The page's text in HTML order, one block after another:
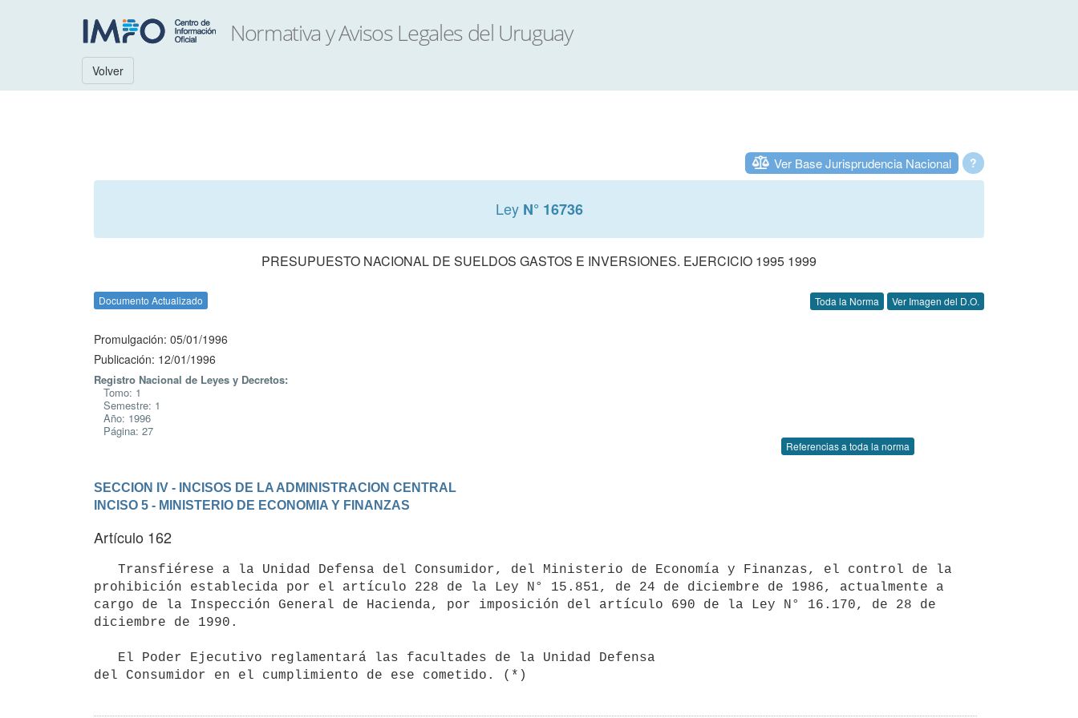
Volver
?
Ver Base Jurisprudencia Nacional
Ley N° 16736
PRESUPUESTO NACIONAL DE SUELDOS GASTOS E INVERSIONES. EJERCICIO 1995 1999
Documento Actualizado Toda la Norma Ver Imagen del D.O.
Promulgación: 05/01/1996
Publicación: 12/01/1996
Registro Nacional de Leyes y Decretos:
Tomo: 1
Semestre: 1
Año: 1996
Página: 27
Referencias a toda la norma
SECCION IV - INCISOS DE LA ADMINISTRACION CENTRAL
INCISO 5 - MINISTERIO DE ECONOMIA Y FINANZAS
Artículo 162
prohibición establecida por el artículo 228 de la Ley N° 15.851, de 24 de diciembre de 1986, actualmente a
cargo de la Inspección General de Hacienda, por imposición del artículo 690 de la Ley N° 16.170, de 28 de
diciembre de 1990.
del Consumidor en el cumplimiento de ese cometido. (*)